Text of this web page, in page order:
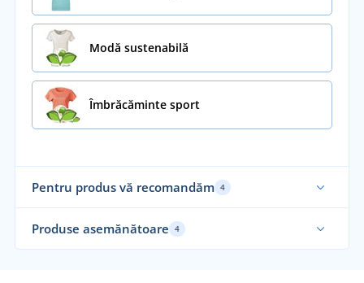
Modă sustenabilă
Îmbrăcăminte sport
Pentru produs vă recomandăm 4
Funcțional
Produse asemănătoare 4